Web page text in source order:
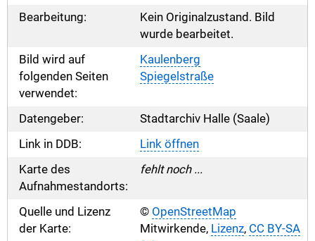
Bearbeitung:
Kein Originalzustand. Bild
wurde bearbeitet.
Bild wird auf
folgenden Seiten
verwendet:
Kaulenberg
Spiegelstraße
Datengeber:
Stadtarchiv Halle (Saale)
Link in DDB:
Link öffnen
Karte des
Aufnahmestandorts:
fehlt noch ...
Quelle und Lizenz
der Karte:
© OpenStreetMap
Mitwirkende, Lizenz, CC BY-SA